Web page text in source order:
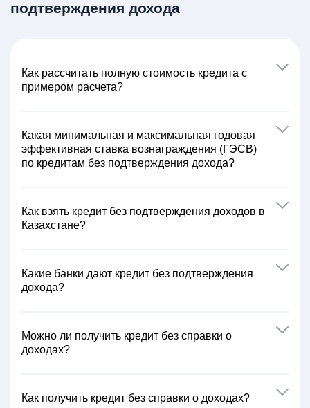
подтверждения дохода
Как расcчитать полную стоимость кредита с
примером расчета?
Какая минимальная и максимальная годовая
эффективная ставка вознаграждения (ГЭСВ)
по кредитам без подтверждения дохода?
Как взять кредит без подтверждения доходов в
Казахстане?
Какие банки дают кредит без подтверждения
дохода?
Можно ли получить кредит без справки о
доходах?
Как получить кредит без справки о доходах?